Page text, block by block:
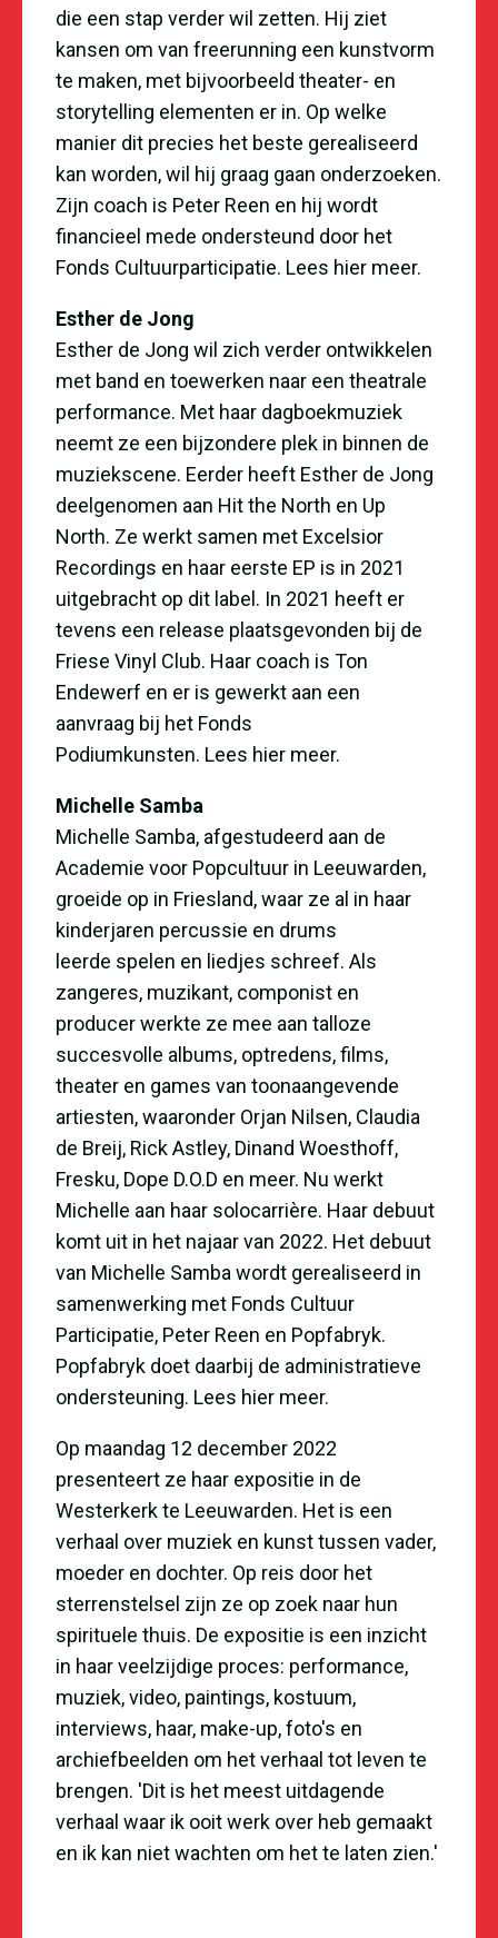
die een stap verder wil zetten. Hij ziet
kansen om van freerunning een kunstvorm
te maken, met bijvoorbeeld theater- en
storytelling elementen er in. Op welke
manier dit precies het beste gerealiseerd
kan worden, wil hij graag gaan onderzoeken.
Zijn coach is Peter Reen en hij wordt
financieel mede ondersteund door het
Fonds Cultuurparticipatie. Lees hier meer.
Esther de Jong
Esther de Jong wil zich verder ontwikkelen
met band en toewerken naar een theatrale
performance. Met haar dagboekmuziek
neemt ze een bijzondere plek in binnen de
muziekscene. Eerder heeft Esther de Jong
deelgenomen aan Hit the North en Up
North. Ze werkt samen met Excelsior
Recordings en haar eerste EP is in 2021
uitgebracht op dit label. In 2021 heeft er
tevens een release plaatsgevonden bij de
Friese Vinyl Club. Haar coach is Ton
Endewerf en er is gewerkt aan een
aanvraag bij het Fonds
Podiumkunsten. Lees hier meer.
Michelle Samba
Michelle Samba, afgestudeerd aan de
Academie voor Popcultuur in Leeuwarden,
groeide op in Friesland, waar ze al in haar
kinderjaren percussie en drums
leerde spelen en liedjes schreef. Als
zangeres, muzikant, componist en
producer werkte ze mee aan talloze
succesvolle albums, optredens, films,
theater en games van toonaangevende
artiesten, waaronder Orjan Nilsen, Claudia
de Breij, Rick Astley, Dinand Woesthoff,
Fresku, Dope D.O.D en meer. Nu werkt
Michelle aan haar solocarrière. Haar debuut
komt uit in het najaar van 2022. Het debuut
van Michelle Samba wordt gerealiseerd in
samenwerking met Fonds Cultuur
Participatie, Peter Reen en Popfabryk.
Popfabryk doet daarbij de administratieve
ondersteuning. Lees hier meer.
Op maandag 12 december 2022
presenteert ze haar expositie in de
Westerkerk te Leeuwarden. Het is een
verhaal over muziek en kunst tussen vader,
moeder en dochter. Op reis door het
sterrenstelsel zijn ze op zoek naar hun
spirituele thuis. De expositie is een inzicht
in haar veelzijdige proces: performance,
muziek, video, paintings, kostuum,
interviews, haar, make-up, foto's en
archiefbeelden om het verhaal tot leven te
brengen. 'Dit is het meest uitdagende
verhaal waar ik ooit werk over heb gemaakt
en ik kan niet wachten om het te laten zien.'